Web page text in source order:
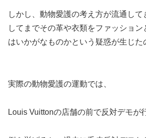
しかし、動物愛護の考え方が流通し
してまでその革や衣類をファッショ
はいかがなものかという疑惑が生じた
実際の動物愛護の運動では、
Louis Vuittonの店舗の前で反対デモが